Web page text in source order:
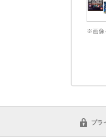
※画像
プラ